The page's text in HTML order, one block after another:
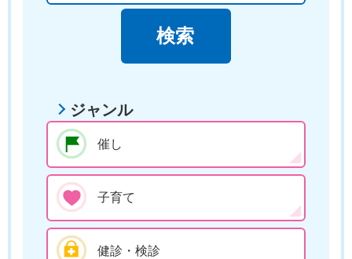
ジャンル
催し
子育て
健診・検診